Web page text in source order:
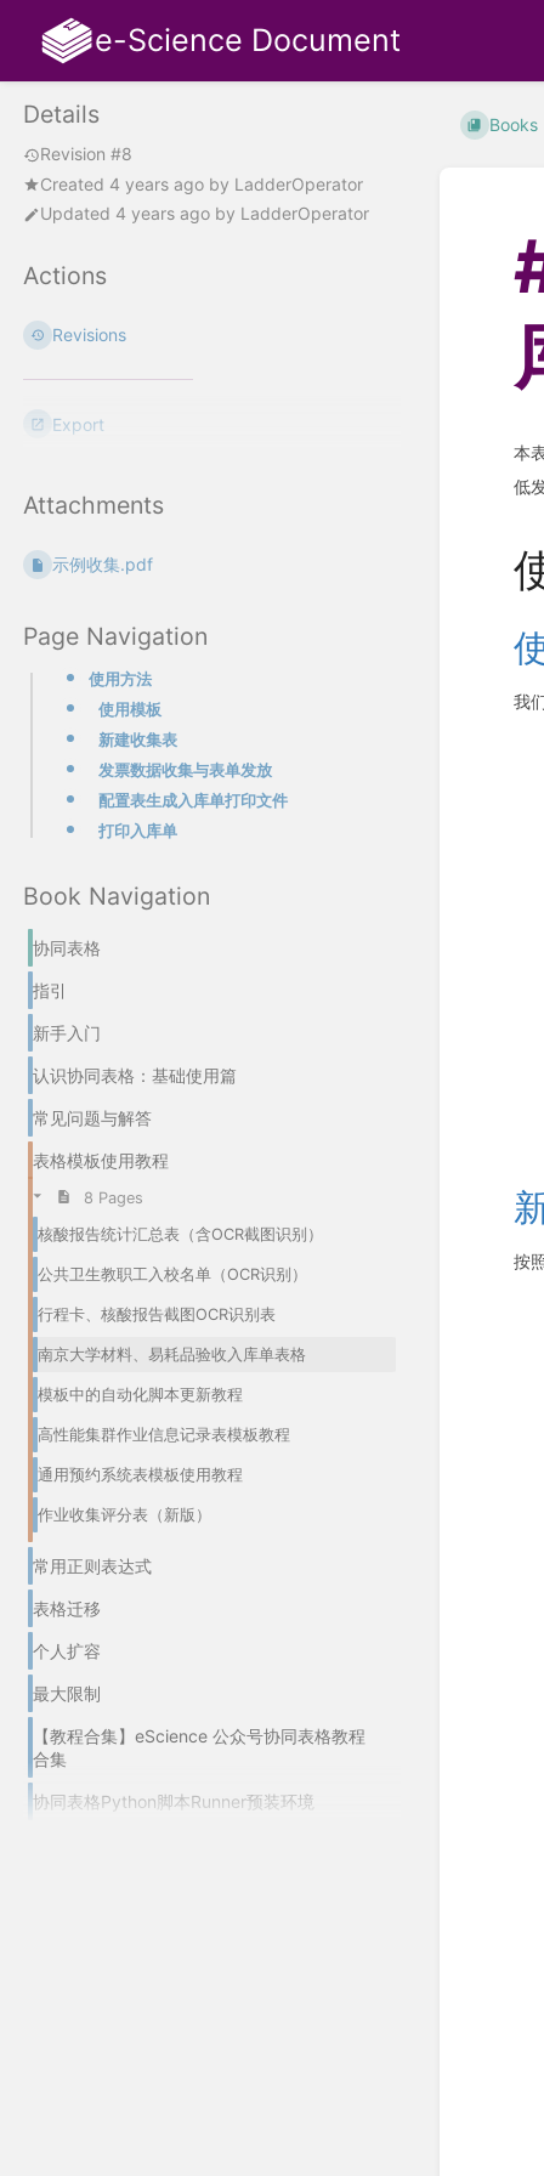
e-Science Document
Details
Revision #8
Created 4 years ago by LadderOperator
Updated 4 years ago by LadderOperator
Actions
Revisions
Export
Attachments
示例收集.pdf
Page Navigation
使用方法
使用模板
新建收集表
发票数据收集与表单发放
配置表生成入库单打印文件
打印入库单
Book Navigation
协同表格
指引
新手入门
认识协同表格：基础使用篇
常见问题与解答
表格模板使用教程
8 Pages
核酸报告统计汇总表（含OCR截图识别）
公共卫生教职工入校名单（OCR识别）
行程卡、核酸报告截图OCR识别表
南京大学材料、易耗品验收入库单表格
模板中的自动化脚本更新教程
高性能集群作业信息记录表模板教程
通用预约系统表模板使用教程
作业收集评分表（新版）
常用正则表达式
表格迁移
个人扩容
最大限制
【教程合集】eScience 公众号协同表格教程
合集
协同表格Python脚本Runner预装环境
Books
本
低
我
按